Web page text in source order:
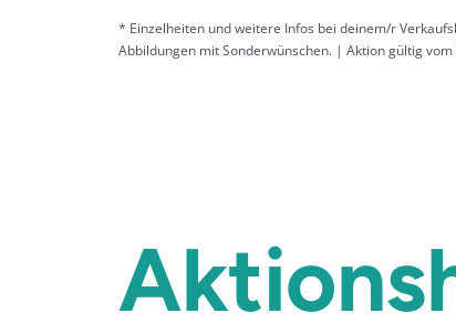
* Einzelheiten und weitere Infos bei deinem/r
Abbildungen mit Sonderwünschen. | Aktion gültig